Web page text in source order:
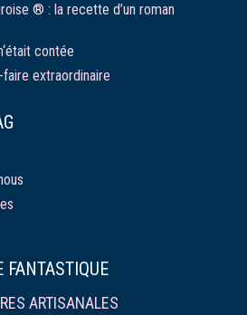
® : la recette d’un roman
contée
extraordinaire
FANTASTIQUE
ARTISANALES